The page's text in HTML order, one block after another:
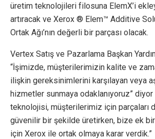
üretim teknolojileri filosuna ElemX’i
artıracak ve Xerox ® Elem™ Additive
Ortak Ağı’nın değerli bir parçası olacak.
Vertex Satış ve Pazarlama Başkan
“İşimizde, müşterilerimizin kalite ve
ilişkin gereksinimlerini karşılayan veya
hizmetler sunmaya odaklanıyoruz”
teknolojisi, müşterilerimiz için parçaları
güvenilir bir şekilde üretirken, bize ek bir
için Xerox ile ortak olmaya karar verdik.”